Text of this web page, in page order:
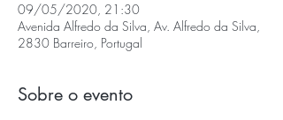
09/05/2020, 21:30
Avenida Alfredo da Silva, Av. Alfredo da Silva,
2830 Barreiro, Portugal
Sobre o evento